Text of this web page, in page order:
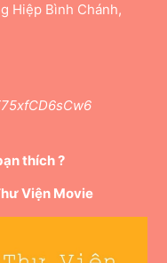
Hiệp Bình Chánh,
thích ?
Viện Movie